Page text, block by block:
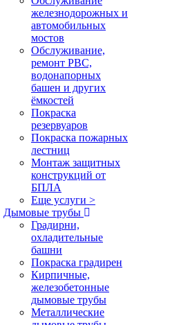
железнодорожных и
автомобильных
мостов
Обслуживание,
ремонт РВС,
водонапорных
башен и других
ёмкостей
Покраска
резервуаров
Покраска пожарных
лестниц
Монтаж защитных
конструкций от
БПЛА
Еще услуги >
Дымовые трубы
Градирни,
охладительные
башни
Покраска градирен
Кирпичные,
железобетонные
дымовые трубы
Металлические